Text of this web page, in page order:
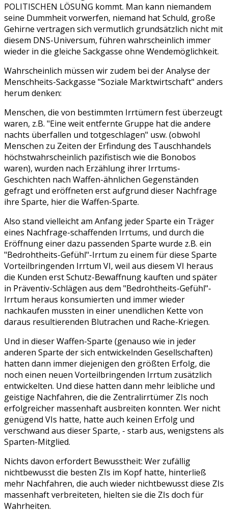
POLITISCHEN LÖSUNG kommt. Man kann niemandem
seine Dummheit vorwerfen, niemand hat Schuld, große
Gehirne vertragen sich vermutlich grundsätzlich nicht mit
diesem DNS-Universum, führen wahrscheinlich immer
wieder in die gleiche Sackgasse ohne Wendemöglichkeit.
Wahrscheinlich müssen wir zudem bei der Analyse der
Menschheits-Sackgasse "Soziale Marktwirtschaft" anders
herum denken:
Menschen, die von bestimmten Irrtümern fest überzeugt
waren, z.B. "Eine weit entfernte Gruppe hat die andere
nachts überfallen und totgeschlagen" usw. (obwohl
Menschen zu Zeiten der Erfindung des Tauschhandels
höchstwahrscheinlich pazifistisch wie die Bonobos
waren), wurden nach Erzählung ihrer Irrtums-
Geschichten nach Waffen-ähnlichen Gegenständen
gefragt und eröffneten erst aufgrund dieser Nachfrage
ihre Sparte, hier die Waffen-Sparte.
Also stand vielleicht am Anfang jeder Sparte ein Träger
eines Nachfrage-schaffenden Irrtums, und durch die
Eröffnung einer dazu passenden Sparte wurde z.B. ein
"Bedrohtheits-Gefühl"-Irrtum zu einem für diese Sparte
Vorteilbringenden Irrtum VI, weil aus diesem VI heraus
die Kunden erst Schutz-Bewaffnung kauften und später
in Präventiv-Schlägen aus dem "Bedrohtheits-Gefühl"-
Irrtum heraus konsumierten und immer wieder
nachkaufen mussten in einer unendlichen Kette von
daraus resultierenden Blutrachen und Rache-Kriegen.
Und in dieser Waffen-Sparte (genauso wie in jeder
anderen Sparte der sich entwickelnden Gesellschaften)
hatten dann immer diejenigen den größten Erfolg, die
noch einen neuen Vorteilbringenden Irrtum zusätzlich
entwickelten. Und diese hatten dann mehr leibliche und
geistige Nachfahren, die die Zentralirrtümer ZIs noch
erfolgreicher massenhaft ausbreiten konnten. Wer nicht
genügend VIs hatte, hatte auch keinen Erfolg und
verschwand aus dieser Sparte, - starb aus, wenigstens als
Sparten-Mitglied.
Nichts davon erfordert Bewusstheit: Wer zufällig
nichtbewusst die besten ZIs im Kopf hatte, hinterließ
mehr Nachfahren, die auch wieder nichtbewusst diese ZIs
massenhaft verbreiteten, hielten sie die ZIs doch für
Wahrheiten.